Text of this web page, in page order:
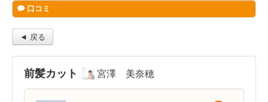
口コミ
◄ 戻る
前髪カット 宮澤 美奈穂